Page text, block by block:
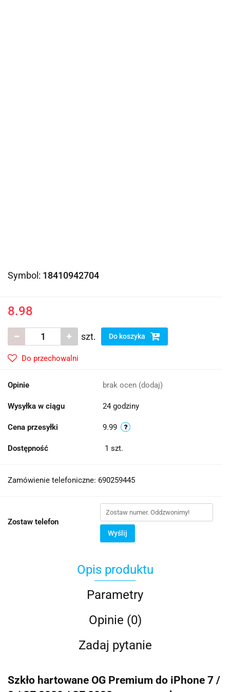
Symbol: 18410942704
8.98
szt. Do koszyka
Do przechowalni
Opinie brak ocen (dodaj)
Wysyłka w ciągu 24 godziny
Cena przesyłki 9.99
Dostępność 1 szt.
Zamówienie telefoniczne: 690259445
Zostaw telefon
Wyślij
Opis produktu
Parametry
Opinie (0)
Zadaj pytanie
Szkło hartowane OG Premium do iPhone 7 /